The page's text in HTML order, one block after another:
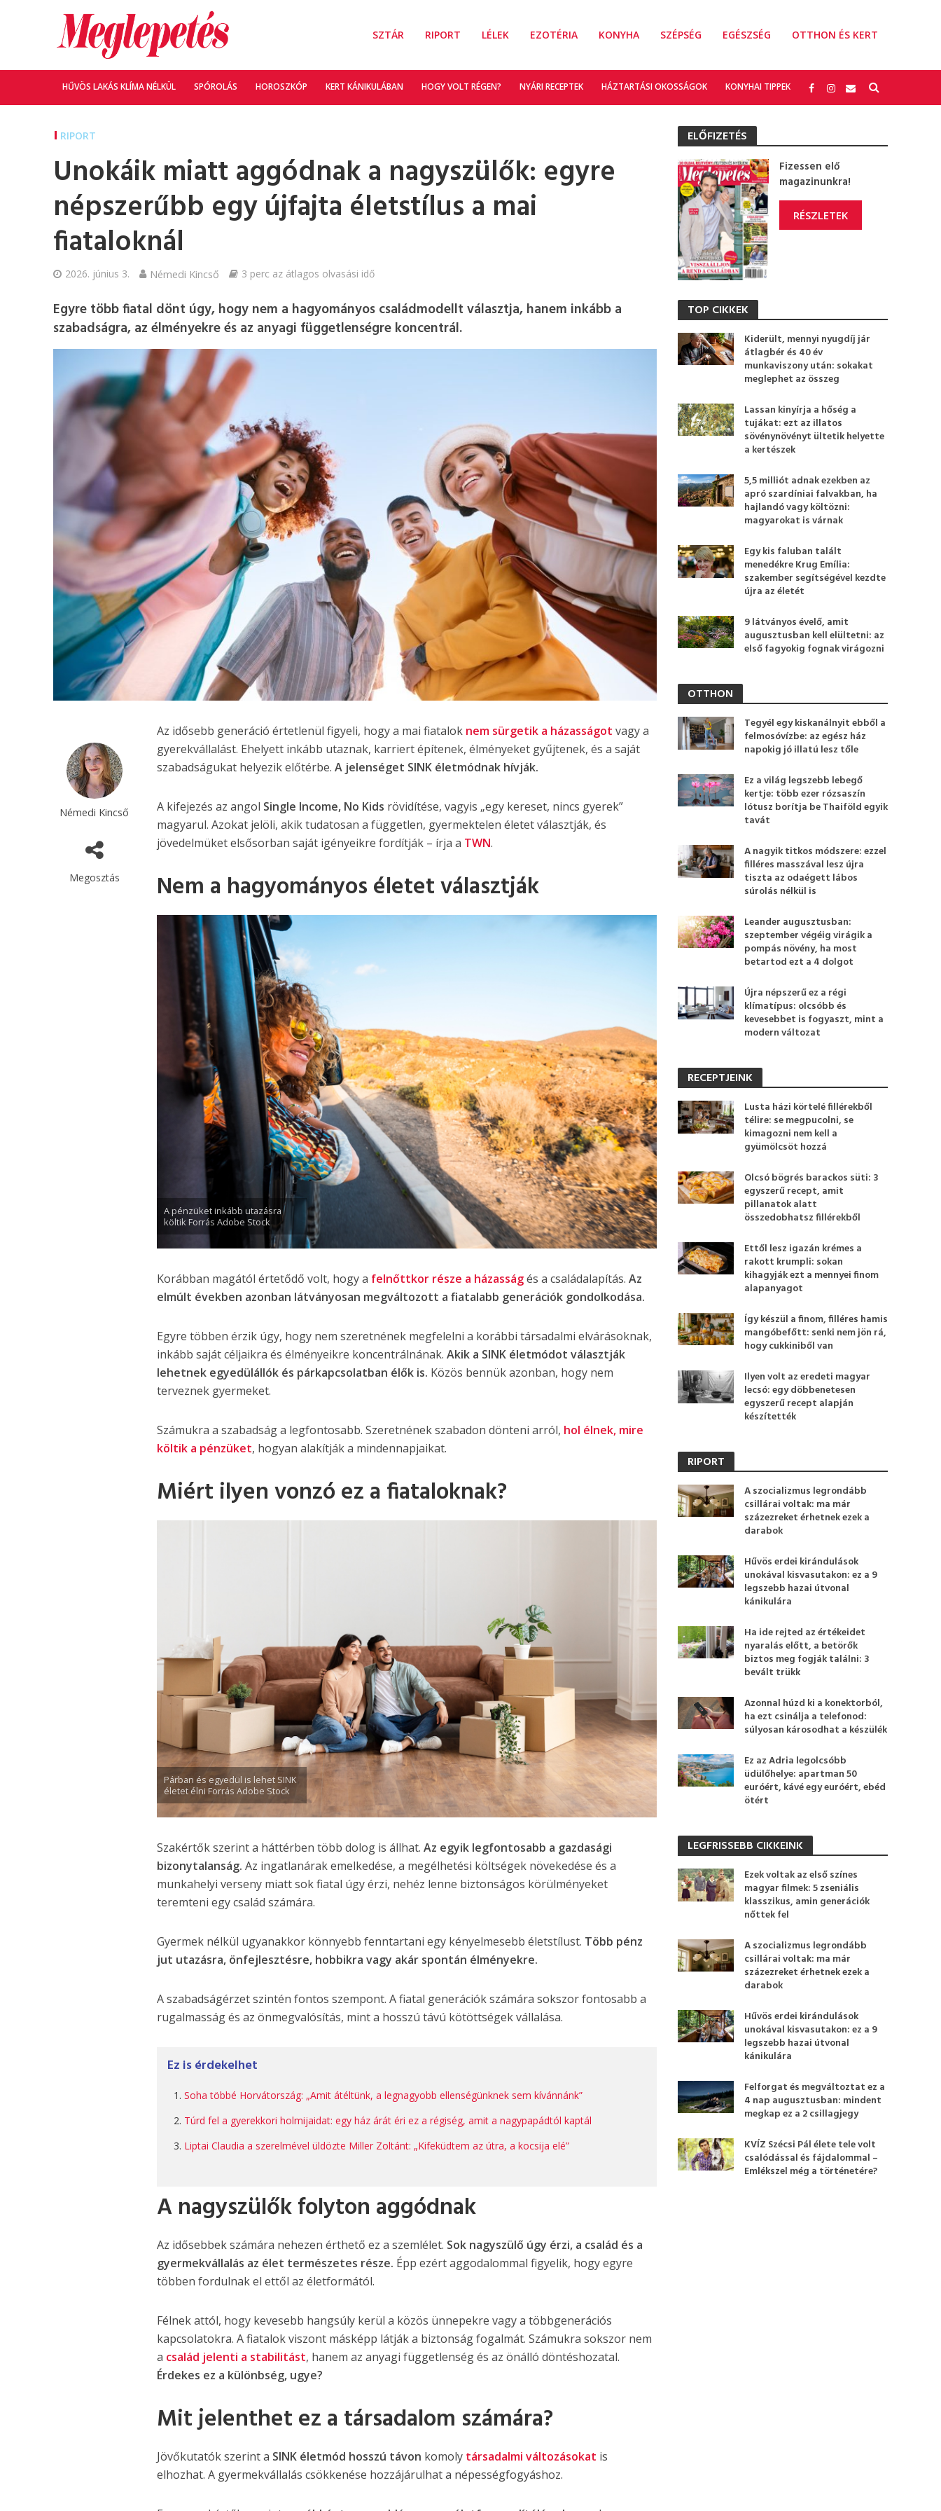
SZTÁR RIPORT LÉLEK EZOTÉRIA KONYHA SZÉPSÉG EGÉSZSÉG OTTHON ÉS KERT
HŰVÖS LAKÁS KLÍMA NÉLKÜL SPÓROLÁS HOROSZKÓP KERT KÁNIKULÁBAN HOGY VOLT RÉGEN? NYÁRI RECEPTEK HÁZTARTÁSI OKOSSÁGOK KONYHAI TIPPEK
RIPORT
Unokáik miatt aggódnak a nagyszülők: egyre
népszerűbb egy újfajta életstílus a mai
fiataloknál
2026. június 3. Némedi Kincső 3 perc az átlagos olvasási idő
Egyre több fiatal dönt úgy, hogy nem a hagyományos családmodellt választja, hanem inkább a
szabadságra, az élményekre és az anyagi függetlenségre koncentrál.
Némedi Kincső
Megosztás
Az idősebb generáció értetlenül figyeli, hogy a mai fiatalok nem sürgetik a házasságot vagy a
gyerekvállalást. Ehelyett inkább utaznak, karriert építenek, élményeket gyűjtenek, és a saját
szabadságukat helyezik előtérbe.A jelenséget SINK életmódnak hívják.
A kifejezés az angol Single Income, No Kids rövidítése, vagyis „egy kereset, nincs gyerek”
magyarul. Azokat jelöli, akik tudatosan a független, gyermektelen életet választják, és
jövedelmüket elsősorban saját igényeikre fordítják – írja a TWN.
Nem a hagyományos életet választják
A pénzüket inkább utazásra
költik Forrás Adobe Stock
Korábban magától értetődő volt, hogy a felnőttkor része a házasságés a családalapítás.Az
elmúlt években azonban látványosan megváltozott a fiatalabb generációk gondolkodása.
Egyre többen érzik úgy, hogy nem szeretnének megfelelni a korábbi társadalmi elvárásoknak,
inkább saját céljaikra és élményeikre koncentrálnának.Akik a SINK életmódot választják
lehetnek egyedülállók és párkapcsolatban élők is. Közös bennük azonban, hogy nem
terveznek gyermeket.
Számukra a szabadság a legfontosabb. Szeretnének szabadon dönteni arról, hol élnek, mire
költik a pénzüket, hogyan alakítják a mindennapjaikat.
Miért ilyen vonzó ez a fiataloknak?
Párban és egyedül is lehet SINK
életet élni Forrás Adobe Stock
Szakértők szerint a háttérben több dolog is állhat.Az egyik legfontosabb a gazdasági
bizonytalanság. Az ingatlanárak emelkedése, a megélhetési költségek növekedése és a
munkahelyi verseny miatt sok fiatal úgy érzi, nehéz lenne biztonságos körülményeket
teremteni egy család számára.
Gyermek nélkül ugyanakkor könnyebb fenntartani egy kényelmesebb életstílust. Több pénz
jut utazásra, önfejlesztésre, hobbikra vagy akár spontán élményekre.
A szabadságérzet szintén fontos szempont. A fiatal generációk számára sokszor fontosabb a
rugalmasság és az önmegvalósítás, mint a hosszú távú kötöttségek vállalása.
Ez is érdekelhet
Soha többé Horvátország: „Amit átéltünk, a legnagyobb ellenségünknek sem kívánnánk”
Túrd fel a gyerekkori holmijaidat: egy ház árát éri ez a régiség, amit a nagypapádtól kaptál
Liptai Claudia a szerelmével üldözte Miller Zoltánt: „Kifeküdtem az útra, a kocsija elé”
A nagyszülők folyton aggódnak
Az idősebbek számára nehezen érthető ez a szemlélet. Sok nagyszülő úgy érzi, a család és a
gyermekvállalás az élet természetes része. Épp ezért aggodalommal figyelik, hogy egyre
többen fordulnak el ettől az életformától.
Félnek attól, hogy kevesebb hangsúly kerül a közös ünnepekre vagy a többgenerációs
kapcsolatokra. A fiatalok viszont másképp látják a biztonság fogalmát. Számukra sokszor nem
a család jelenti a stabilitást, hanem az anyagi függetlenség és az önálló döntéshozatal.
Érdekes ez a különbség, ugye?
Mit jelenthet ez a társadalom számára?
Jövőkutatók szerint a SINK életmód hosszú távon komoly társadalmi változásokat is
elhozhat. A gyermekvállalás csökkenése hozzájárulhat a népességfogyáshoz.
ELŐFIZETÉS
Fizessen elő
magazinunkra!
RÉSZLETEK
TOP CIKKEK
Kiderült, mennyi nyugdíj jár
átlagbér és 40 év
munkaviszony után: sokakat
meglephet az összeg
Lassan kinyírja a hőség a
tujákat: ezt az illatos
sövénynövényt ültetik helyette
a kertészek
5,5 milliót adnak ezekben az
apró szardíniai falvakban, ha
hajlandó vagy költözni:
magyarokat is várnak
Egy kis faluban talált
menedékre Krug Emília:
szakember segítségével kezdte
újra az életét
9 látványos évelő, amit
augusztusban kell elültetni: az
első fagyokig fognak virágozni
OTTHON
Tegyél egy kiskanálnyit ebből a
felmosóvízbe: az egész ház
napokig jó illatú lesz tőle
Ez a világ legszebb lebegő
kertje: több ezer rózsaszín
lótusz borítja be Thaiföld egyik
tavát
A nagyik titkos módszere: ezzel
filléres masszával lesz újra
tiszta az odaégett lábos
súrolás nélkül is
Leander augusztusban:
szeptember végéig virágik a
pompás növény, ha most
betartod ezt a 4 dolgot
Újra népszerű ez a régi
klímatípus: olcsóbb és
kevesebbet is fogyaszt, mint a
modern változat
RECEPTJEINK
Lusta házi körtelé fillérekből
télire: se megpucolni, se
kimagozni nem kell a
gyümölcsöt hozzá
Olcsó bögrés barackos süti: 3
egyszerű recept, amit
pillanatok alatt
összedobhatsz fillérekből
Ettől lesz igazán krémes a
rakott krumpli: sokan
kihagyják ezt a mennyei finom
alapanyagot
Így készül a finom, filléres hamis
mangóbefőtt: senki nem jön rá,
hogy cukkiniből van
Ilyen volt az eredeti magyar
lecsó: egy döbbenetesen
egyszerű recept alapján
készítették
RIPORT
A szocializmus legrondább
csillárai voltak: ma már
százezreket érhetnek ezek a
darabok
Hűvös erdei kirándulások
unokával kisvasutakon: ez a 9
legszebb hazai útvonal
kánikulára
Ha ide rejted az értékeidet
nyaralás előtt, a betörők
biztos meg fogják találni: 3
bevált trükk
Azonnal húzd ki a konektorból,
ha ezt csinálja a telefonod:
súlyosan károsodhat a készülék
Ez az Adria legolcsóbb
üdülőhelye: apartman 50
euróért, kávé egy euróért, ebéd
ötért
LEGFRISSEBB CIKKEINK
Ezek voltak az első színes
magyar filmek: 5 zseniális
klasszikus, amin generációk
nőttek fel
A szocializmus legrondább
csillárai voltak: ma már
százezreket érhetnek ezek a
darabok
Hűvös erdei kirándulások
unokával kisvasutakon: ez a 9
legszebb hazai útvonal
kánikulára
Felforgat és megváltoztat ez a
4 nap augusztusban: mindent
megkap ez a 2 csillagjegy
KVÍZ Szécsi Pál élete tele volt
csalódással és fájdalommal –
Emlékszel még a történetére?